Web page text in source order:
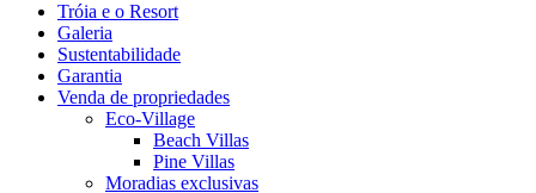
Tróia e o Resort
Galeria
Sustentabilidade
Garantia
Venda de propriedades
Eco-Village
Beach Villas
Pine Villas
Moradias exclusivas